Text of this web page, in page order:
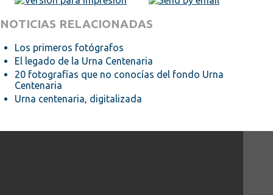
NOTICIAS RELACIONADAS
Los primeros fotógrafos
El legado de la Urna Centenaria
20 fotografías que no conocías del fondo Urna
Centenaria
Urna centenaria, digitalizada